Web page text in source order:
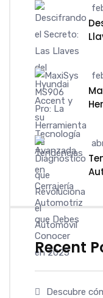
Recent
Descubre